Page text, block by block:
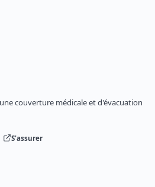
couverture médicale et d'évacuation
S'assurer